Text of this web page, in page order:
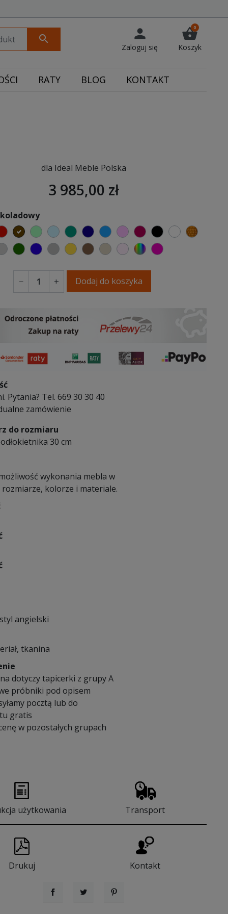
search person
Zaloguj się
shopping_basket
0
Koszyk
RATY BLOG KONTAKT
dla Ideal Meble Polska
3 985,00 zł
czerwonyczekoladowy
miętowybłękitnyturkusowy
granatowy
niebieski
różowymalinowy
czarnybiałyzłoty
szary
jasnoszary
butelkowa zieleń
ciemno niebieski
szarymusztardowy
brązowybeżowypastelowy róż
wybór koloru
fuksja
− + Dodaj do koszyka
Pytania? Tel. 669 30 30 40
zamówienie
do rozmiaru
30 cm
wykonania mebla w
kolorze i materiale.
angielski
tkanina
dotyczy tapicerki z grupy A
próbniki pod opisem
pocztą lub do
gratis
w pozostałych grupach
użytkowania Transport
Drukuj Kontakt
UdostępnijTweetujPinterest